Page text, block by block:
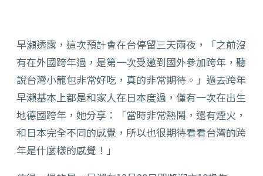
早瀬透露，這次預計會在台停留三天兩夜，「之前沒
有在外國跨年過，是第一次受邀到國外參加跨年，聽
說台灣小籠包非常好吃，真的非常期待。」過去跨年
早瀨基本上都是和家人在日本度過，僅有一次在出生
地德國跨年，她分享：「當時非常熱鬧，還有煙火，
和日本完全不同的感覺，所以也很期待看看台灣的跨
年是什麼樣的感覺！」